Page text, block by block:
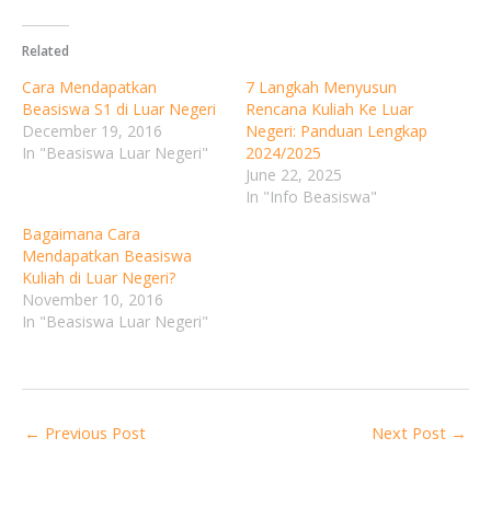
Related
Cara Mendapatkan
Beasiswa S1 di Luar Negeri
December 19, 2016
In "Beasiswa Luar Negeri"
7 Langkah Menyusun
Rencana Kuliah Ke Luar
Negeri: Panduan Lengkap
2024/2025
June 22, 2025
In "Info Beasiswa"
Bagaimana Cara
Mendapatkan Beasiswa
Kuliah di Luar Negeri?
November 10, 2016
In "Beasiswa Luar Negeri"
← Previous Post Next Post →